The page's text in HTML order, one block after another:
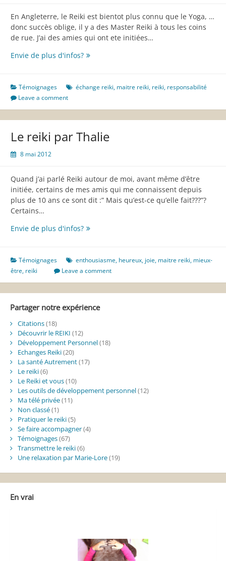
En Angleterre, le Reiki est bientot plus connu que le Yoga, …
donc succès oblige, il y a des Master Reiki à tous les coins
de rue. J’ai des amies qui ont ete initiées…
Envie de plus d'infos?Le
reiki
Sophia
Témoignages échange reiki, maitre reiki, reiki, responsabilité
Leave a comment
Le reiki par Thalie
8 mai 2012
Quand j’ai parlé Reiki autour de moi, avant même d’être
initiée, certains de mes amis qui me connaissent depuis
plus de 10 ans ce sont dit :” Mais qu’est-ce qu’elle fait???”?
Certains…
Envie de plus d'infos?Le
Thalie
Témoignages enthousiasme, heureux, joie, maitre reiki, mieux-
être, reiki Leave a comment
Partager notre expérience
Citations(18)
Découvrir le REIKI (12)
Développement Personnel(18)
Echanges Reiki(20)
La santé Autrement(17)
Le reiki(6)
Le Reiki et vous(10)
Les outils de développement personnel(12)
Ma télé privée(11)
Non classé(1)
Pratiquer le reiki(5)
Se faire accompagner(4)
Témoignages(67)
Transmettre le reiki(6)
Une relaxation par Marie-Lore(19)
En vrai